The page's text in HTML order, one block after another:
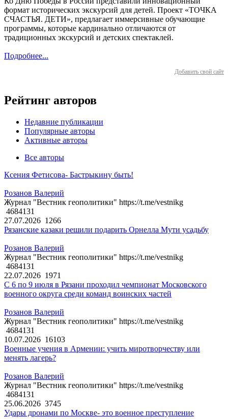
формат исторических экскурсий для детей. Проект «ТОЧКА
СЧАСТЬЯ. ДЕТИ», предлагает иммерсивные обучающие
программы, которые кардинально отличаются от
традиционных экскурсий и детских спектаклей.
Подробнее...
Добавить свой сайт
Рейтинг авторов
Недавние публикации
Популярные авторы
Активные авторы
Все авторы
Ксения Фетисова- Бастрыкину быть!
Розанов Валерий
Журнал "Вестник геополитики" https://t.me/vestnikg
4684131
27.07.2026 1266
Рязанские казаки решили подарить Орнелла Мути усадьбу
Розанов Валерий
Журнал "Вестник геополитики" https://t.me/vestnikg
4684131
22.07.2026 1971
С 6 по 9 июля в Рязани проходил чемпионат Московского
военного округа среди команд воинских частей
Розанов Валерий
Журнал "Вестник геополитики" https://t.me/vestnikg
4684131
10.07.2026 16103
Военные учения в Армении: учить миротворчеству или
менять лагерь?
Розанов Валерий
Журнал "Вестник геополитики" https://t.me/vestnikg
4684131
25.06.2026 3745
Удары дронами по Москве- это военное преступление